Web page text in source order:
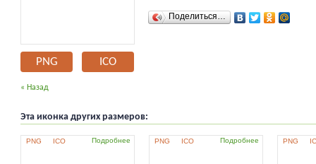
PNG ICO
Поделиться…
« Назад
Эта иконка других размеров:
PNG ICO Подробнее PNG ICO Подробнее PNG